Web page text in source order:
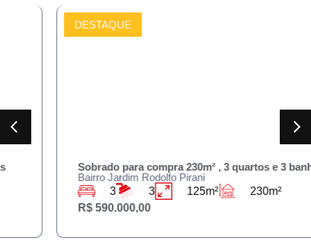
DESTAQUE COMPRAR
Sobrado para compra 230m² , 3 quartos e 3 banheiros
Bairro Jardim Rodolfo Pirani
3 125m²
230m²
R$ 590.000,00